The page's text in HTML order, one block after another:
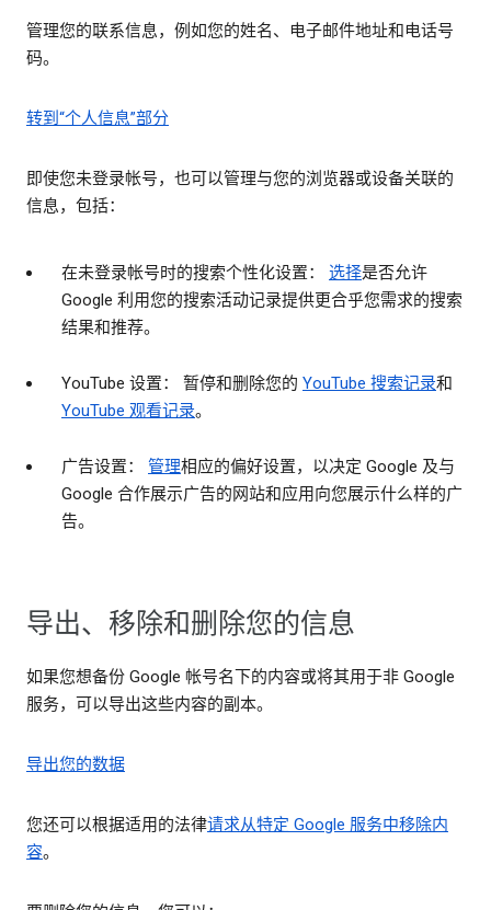
管理您的联系信息，例如您的姓名、电子邮件地址和电话号
码。
转到“个人信息”部分
即使您未登录帐号，也可以管理与您的浏览器或设备关联的
信息，包括：
在未登录帐号时的搜索个性化设置： 选择是否允许
Google 利用您的搜索活动记录提供更合乎您需求的搜索
结果和推荐。
YouTube 设置： 暂停和删除您的 YouTube 搜索记录和
YouTube 观看记录。
广告设置： 管理相应的偏好设置，以决定 Google 及与
Google 合作展示广告的网站和应用向您展示什么样的广
告。
导出、移除和删除您的信息
如果您想备份 Google 帐号名下的内容或将其用于非 Google
服务，可以导出这些内容的副本。
导出您的数据
您还可以根据适用的法律请求从特定 Google 服务中移除内
容。